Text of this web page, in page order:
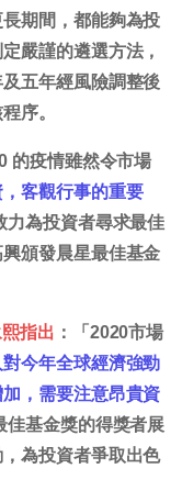
期間，都能夠為投
嚴謹的遴選方法，
五年經風險調整後
序。
的疫情雖然令市場
客觀行事的重要
力為投資者尋求最佳
頒發晨星最佳基金
指出 ：「2020市場
今年全球經濟強勁
，需要注意昂貴資
佳基金獎的得獎者展
為投資者爭取出色